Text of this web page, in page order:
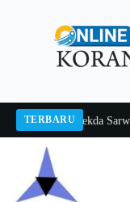
TERBARU
2026Pj Sekda Sarwo